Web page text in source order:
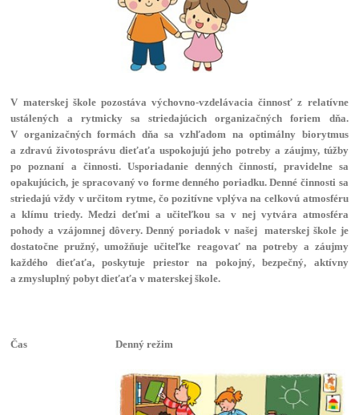
V materskej škole pozostáva výchovno-vzdelávacia činnosť z relatívne
ustálených a rytmicky sa striedajúcich organizačných foriem dňa.
V organizačných formách dňa sa vzhľadom na optimálny biorytmus
a zdravú životosprávu dieťaťa uspokojujú jeho potreby a záujmy, túžby
po poznaní a činnosti. Usporiadanie denných činností, pravidelne sa
opakujúcich, je spracovaný vo forme denného poriadku. Denné činnosti sa
striedajú vždy v určitom rytme, čo pozitívne vplýva na celkovú atmosféru
a klímu triedy. Medzi deťmi a učiteľkou sa v nej vytvára atmosféra
pohody a vzájomnej dôvery. Denný poriadok v našej materskej škole je
dostatočne pružný, umožňuje učiteľke reagovať na potreby a záujmy
každého dieťaťa, poskytuje priestor na pokojný, bezpečný, aktívny
a zmysluplný pobyt dieťaťa v materskej škole.
Čas Denný režim